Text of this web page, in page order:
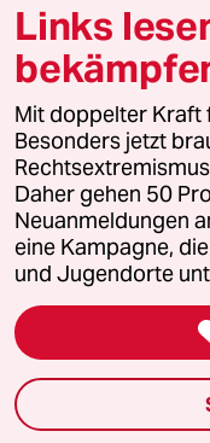
© 2026 taz Verlags
Alle Rechte vorbehalten.
wenden Sie sich bitte an
Feedback
Leitlinie Informant
Seitenwende
Links
Mit doppelter Kraft
Besonders jetzt
Daher gehen 50
Neuanmeldungen
eine Kampagne,
und Jugendorte